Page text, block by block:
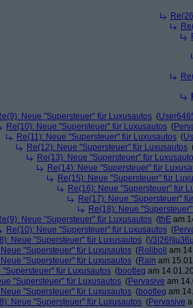
Neue "Supersteuer" für Luxusautos (
Re(10): Neue "Supersteuer" für Luxusautos (
Re(11): Neue "Supersteuer" für Luxusautos (
Re(12): Neue "Supersteuer" für Luxusautos
Re(13): Neue "Supersteuer" für
Re(14): Neue "Supersteuer" für
Re(15): Neue "Supersteuer" für
Re(16): Neue "Supersteuer" für
Re(17): Neue "Supersteuer"
Re(18): Neue
Neue "Supersteuer" für Luxusautos (thE am
Re(10): Neue "Supersteuer" für Luxusautos (
Neue "Supersteuer" für Luxusautos (\/
Neue "Supersteuer" für Luxusautos (Roliboli am
Neue "Supersteuer" für Luxusautos (Rain am
"Supersteuer" für Luxusautos (bootleg am
"Supersteuer" für Luxusautos (Pervasive am
Neue "Supersteuer" für Luxusautos (bootleg am
Neue "Supersteuer" für Luxusautos (Pervasive